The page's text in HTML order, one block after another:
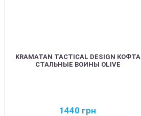
KRAMATAN TACTICAL DESIGN КОФТА
СТАЛЬНЫЕ ВОИНЫ OLIVE
1440 грн